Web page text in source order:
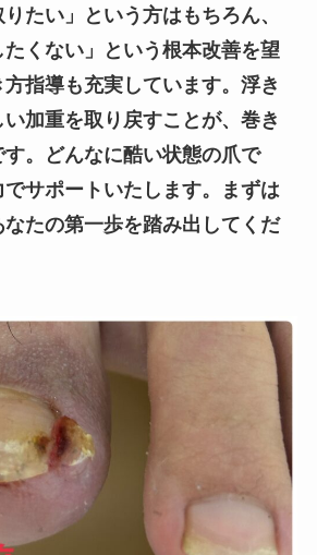
りたい」という方はもちろん、
たくない」という根本改善を望
指導も充実しています。浮き
加重を取り戻すことが、巻き
。どんなに酷い状態の爪で
サポートいたします。まずは
たの第一歩を踏み出してくだ